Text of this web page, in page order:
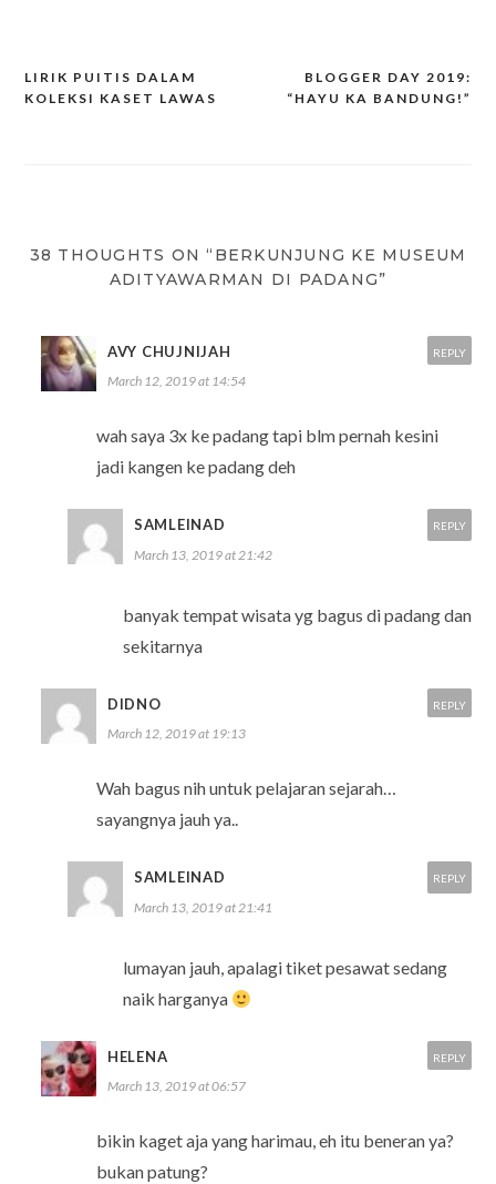
Post
BLOGGER DAY 2019:
“HAYU KA BANDUNG!”
LIRIK PUITIS DALAM
KOLEKSI KASET LAWAS
38 THOUGHTS ON “BERKUNJUNG KE MUSEUM
ADITYAWARMAN DI PADANG”
AVY CHUJNIJAH
March 12, 2019 at 14:54
wah saya 3x ke padang tapi blm pernah kesini
jadi kangen ke padang deh
REPLY
SAMLEINAD
March 13, 2019 at 21:42
banyak tempat wisata yg bagus di padang dan
sekitarnya
REPLY
DIDNO
March 12, 2019 at 19:13
Wah bagus nih untuk pelajaran sejarah…
sayangnya jauh ya..
REPLY
SAMLEINAD
March 13, 2019 at 21:41
lumayan jauh, apalagi tiket pesawat sedang
naik harganya
REPLY
HELENA
March 13, 2019 at 06:57
bikin kaget aja yang harimau, eh itu beneran ya?
bukan patung?
REPLY